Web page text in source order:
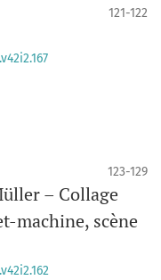
121-122
123-129
– Collage
machine, scène